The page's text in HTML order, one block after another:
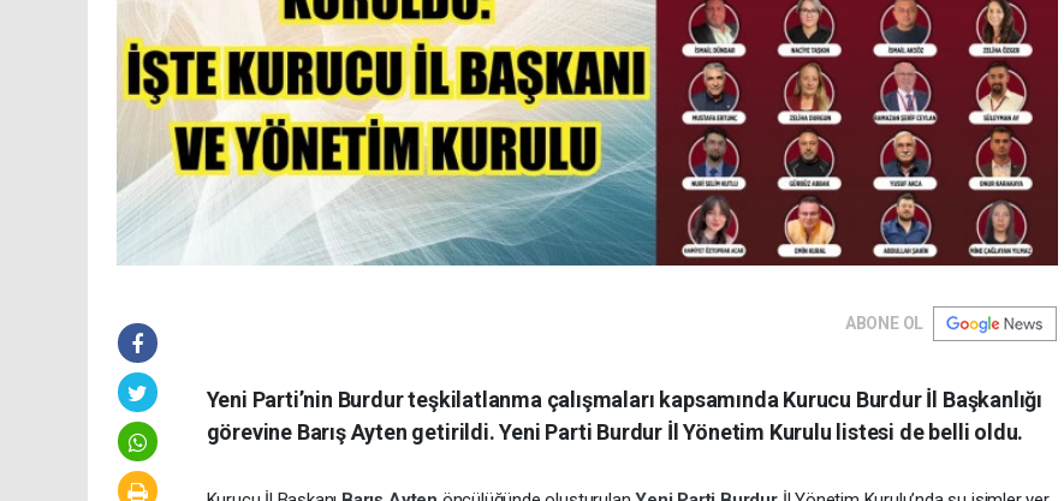
ABONE OL
Yeni Parti’nin Burdur teşkilatlanma çalışmaları kapsamında Kurucu Burdur İl Başkanlığı
görevine Barış Ayten getirildi. Yeni Parti Burdur İl Yönetim Kurulu listesi de belli oldu.